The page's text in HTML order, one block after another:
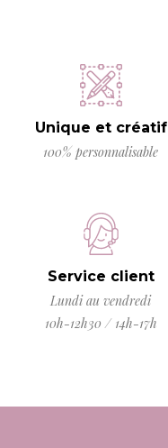
Unique et créatif
100% personnalisable
Service client
Lundi au vendredi
10h-12h30 / 14h-17h